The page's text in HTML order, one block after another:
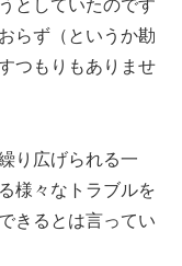
らず（というか勘
つもりもありませ
り広げられる一
様々なトラブルを
きるとは言ってい